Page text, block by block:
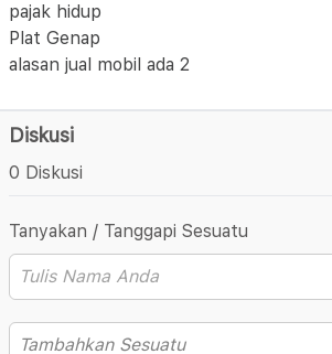
pajak hidup
Plat Genap
alasan jual mobil ada 2
Diskusi
0 Diskusi
Tanyakan / Tanggapi Sesuatu